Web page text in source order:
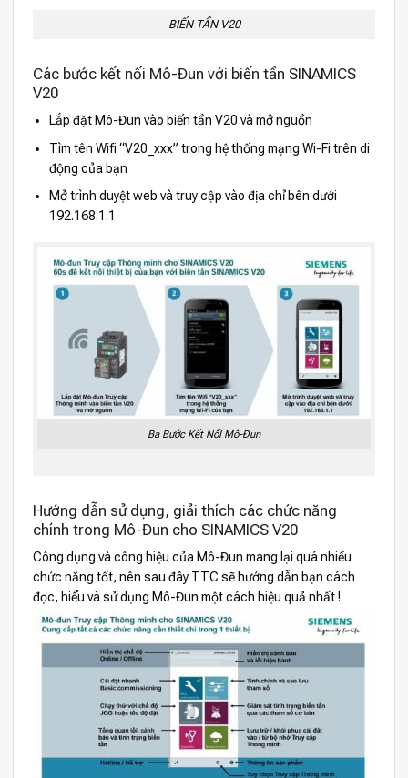
BIẾN TẦN V20
Các bước kết nối Mô-Đun với biến tần SINAMICS
V20
Lắp đặt Mô-Đun vào biến tần V20 và mở nguồn
Tìm tên Wifi “V20_xxx” trong hệ thống mạng Wi-Fi trên di
động của bạn
Mở trình duyệt web và truy cập vào địa chỉ bên dưới
192.168.1.1
Ba Bước Kết NốI Mô-Đun
Hướng dẫn sử dụng, giải thích các chức năng
chính trong Mô-Đun cho SINAMICS V20
Công dụng và công hiệu của Mô-Đun mang lại quá nhiều
chức năng tốt, nên sau đây TTC sẽ hướng dẫn bạn cách
đọc, hiểu và sử dụng Mô-Đun một cách hiệu quả nhất !